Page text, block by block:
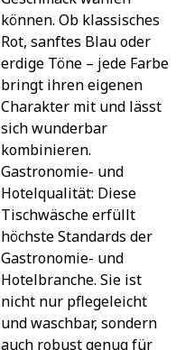
können. Ob klassisches
Rot, sanftes Blau oder
erdige Töne – jede Farbe
bringt ihren eigenen
Charakter mit und lässt
sich wunderbar
kombinieren.
Gastronomie- und
Hotelqualität: Diese
Tischwäsche erfüllt
höchste Standards der
Gastronomie- und
Hotelbranche. Sie ist
nicht nur pflegeleicht
und waschbar, sondern
auch robust genug für